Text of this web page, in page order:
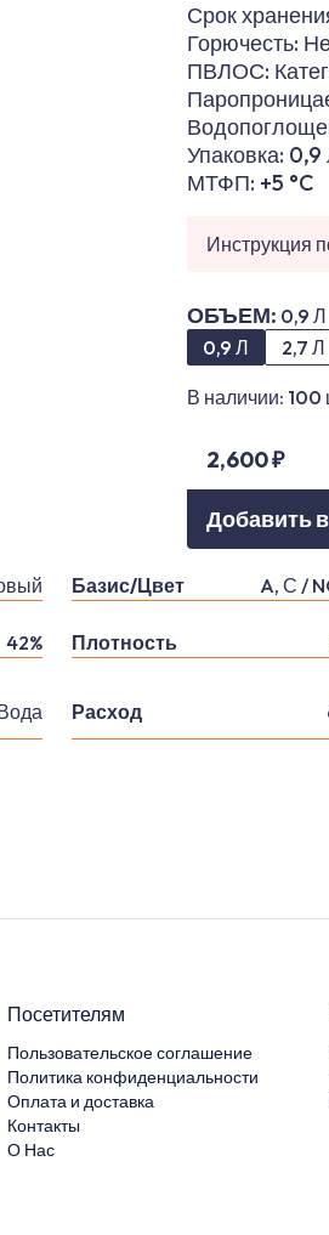
Срок
Горючесть:
ПВЛОС:
Упаковка:
МТФП: +5 °C
Инструкция
ОБЪЕМ: 0,9 Л
0,9 Л
2,7 Л
В наличии: 100
2,600 ₽
Добавить
Базис/Цвет A, С /
42% Плотность
Расход
Посетителям
Пользовательское соглашение
Политика конфиденциальности
Оплата и доставка
Контакты
О Нас